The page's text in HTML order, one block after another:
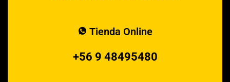
Tienda Online
+56 9 48495480